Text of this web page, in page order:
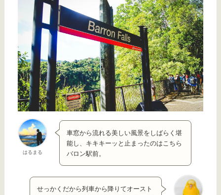
はるまる
車窓から流れる美しい風景をしばらく堪
能し、キキキーッと止まったのはこちら
バロン駅前。
せっかくだから列車から降りてオースト